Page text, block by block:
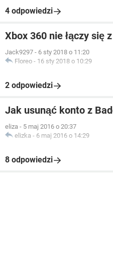
4 odpowiedzi
Xbox 360 nie łączy się
Jack9297 - 6 sty 2018 o 11:20
Floreo - 16 sty 2018 o 10:29
2 odpowiedzi
Jak usunąć konto z
eliza - 5 maj 2016 o 20:37
elizka - 6 maj 2016 o 14:29
8 odpowiedzi